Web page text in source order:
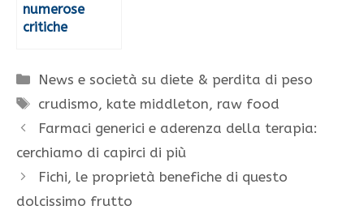
numerose
critiche
Categorie
News e società su diete & perdita di peso
Tag
crudismo, kate middleton, raw food
Farmaci generici e aderenza della terapia:
cerchiamo di capirci di più
Fichi, le proprietà benefiche di questo
dolcissimo frutto